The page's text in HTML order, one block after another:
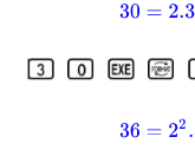
30=2.3.5
36=22.32